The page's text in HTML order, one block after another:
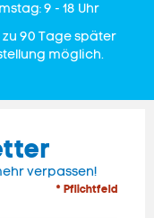
9 - 18 Uhr
90 Tage später
möglich.
verpassen!
* Pflichtfeld